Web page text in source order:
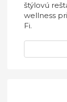
štýlovú
wellness
Fi.